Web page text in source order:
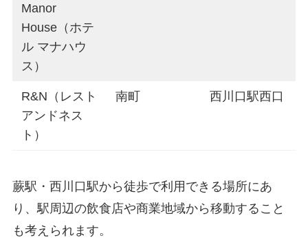
Manor
House（ホテ
ル マナハウ
ス）
R&N（レスト
アンドネス
ト）
南町 西川口駅西口
蕨駅・西川口駅から徒歩で利用できる場所にあ
り、駅周辺の飲食店や商業地域から移動すること
も考えられます。